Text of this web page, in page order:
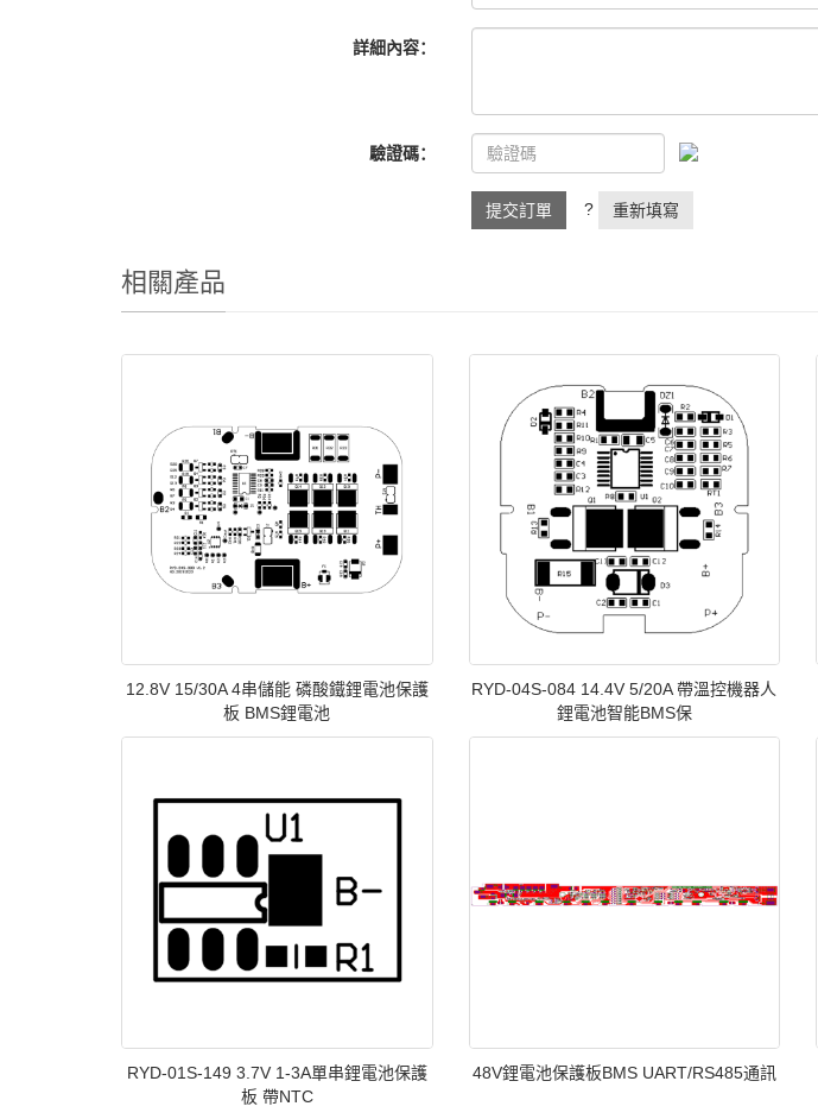
詳細內容：
驗證碼：
提交訂單 ? 重新填寫
相關產品
12.8V 15/30A 4串儲能 磷酸鐵鋰電池保護
板 BMS鋰電池
RYD-04S-084 14.4V 5/20A 帶溫控機器人
鋰電池智能BMS保
RYD-01S-149 3.7V 1-3A單串鋰電池保護
板 帶NTC
48V鋰電池保護板BMS UART/RS485通訊